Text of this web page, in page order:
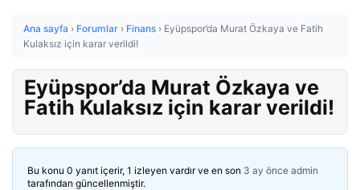
Ana sayfa › Forumlar › Finans › Eyüpspor’da Murat Özkaya ve Fatih
Kulaksız için karar verildi!
Eyüpspor’da Murat Özkaya ve
Fatih Kulaksız için karar verildi!
Bu konu 0 yanıt içerir, 1 izleyen vardır ve en son 3 ay önce admin
tarafından güncellenmiştir.